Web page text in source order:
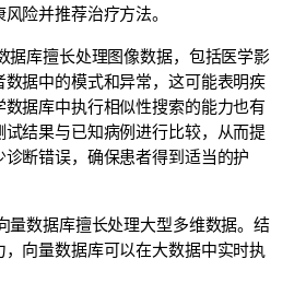
险并推荐治疗方法。
据库擅长处理图像数据，包括医学影
据中的模式和异常，这可能表明疾
据库中执行相似性搜索的能力也有
结果与已知病例进行比较，从而提
断错误，确保患者得到适当的护
量数据库擅长处理大型多维数据。结
向量数据库可以在大数据中实时执